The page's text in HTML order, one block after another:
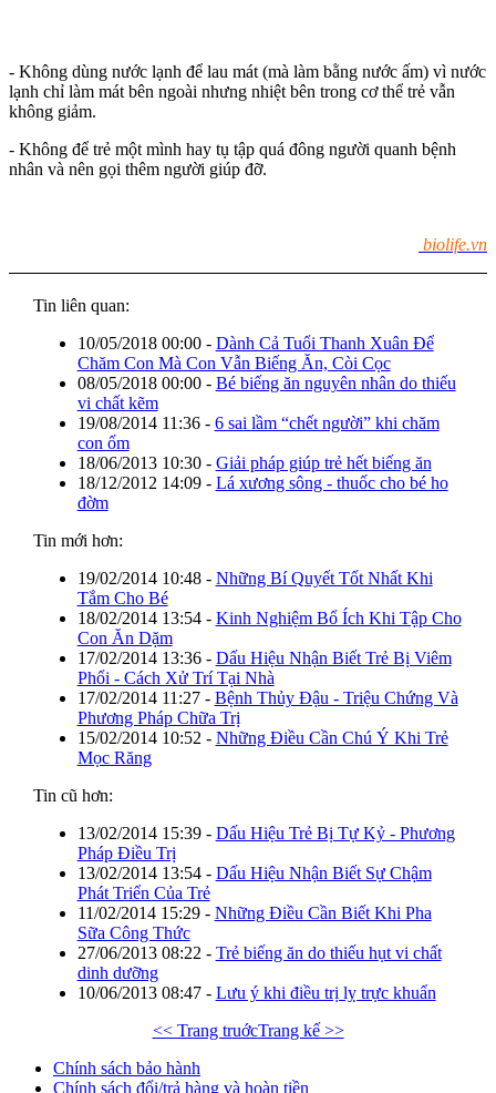
- Không dùng nước lạnh để lau mát (mà làm bằng nước ấm) vì nước
lạnh chỉ làm mát bên ngoài nhưng nhiệt bên trong cơ thể trẻ vẫn
không giảm.
- Không để trẻ một mình hay tụ tập quá đông người quanh bệnh
nhân và nên gọi thêm người giúp đỡ.
biolife.vn
Tin liên quan:
10/05/2018 00:00- Dành Cả Tuổi Thanh Xuân Để
Chăm Con Mà Con Vẫn Biếng Ăn, Còi Cọc
08/05/2018 00:00- Bé biếng ăn nguyên nhân do thiếu
vi chất kẽm
19/08/2014 11:36- 6 sai lầm “chết người” khi chăm
con ốm
18/06/2013 10:30- Giải pháp giúp trẻ hết biếng ăn
18/12/2012 14:09- Lá xương sông - thuốc cho bé ho
đờm
Tin mới hơn:
19/02/2014 10:48- Những Bí Quyết Tốt Nhất Khi
Tắm Cho Bé
18/02/2014 13:54- Kinh Nghiệm Bổ Ích Khi Tập Cho
Con Ăn Dặm
17/02/2014 13:36- Dấu Hiệu Nhận Biết Trẻ Bị Viêm
Phổi - Cách Xử Trí Tại Nhà
17/02/2014 11:27- Bệnh Thủy Đậu - Triệu Chứng Và
Phương Pháp Chữa Trị
15/02/2014 10:52 - Những Điều Cần Chú Ý Khi Trẻ
Mọc Răng
Tin cũ hơn:
13/02/2014 15:39- Dấu Hiệu Trẻ Bị Tự Kỷ - Phương
Pháp Điều Trị
13/02/2014 13:54- Dấu Hiệu Nhận Biết Sự Chậm
Phát Triển Của Trẻ
11/02/2014 15:29- Những Điều Cần Biết Khi Pha
Sữa Công Thức
27/06/2013 08:22 - Trẻ biếng ăn do thiếu hụt vi chất
dinh dưỡng
10/06/2013 08:47- Lưu ý khi điều trị lỵ trực khuẩn
<< Trang truớcTrang kế >>
Chính sách bảo hành
Chính sách đổi/trả hàng và hoàn tiền